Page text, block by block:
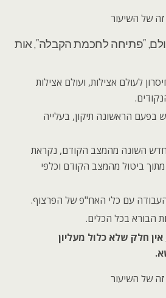
של השיעור
"פתיחה לחכמת הקבלה", אות
לעולם אצילות, ועולם אצילות
בפעם הראשונה תיקון, בעלייה
השונה מהמצב הקודם, נקראת
ביטול מהמצב הקודם וכלפי
עם כלי האח"פ של הפרצוף.
הבורא בכל הכלים.
חלק שלא כלול מעליון
של השיעור